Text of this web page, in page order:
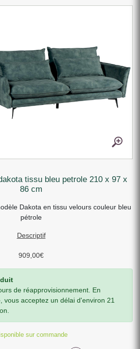
86 cm
Dakota en tissu velours couleur bleu
pétrole
Descriptif
909,00€
de réapprovisionnement. En
vous acceptez un délai d'environ 21
sur commande